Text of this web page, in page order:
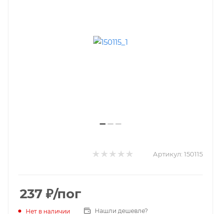
Артикул: 150115
237 ₽/пог
Нет в наличии Нашли дешевле?